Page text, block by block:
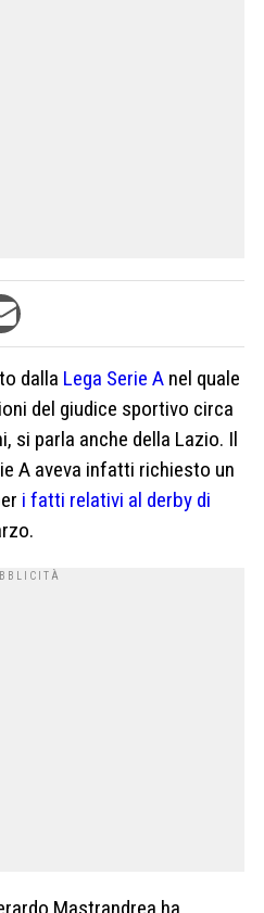
dalla Lega Serie A nel quale
del giudice sportivo circa
si parla anche della Lazio. Il
A aveva infatti richiesto un
i fatti relativi al derby di